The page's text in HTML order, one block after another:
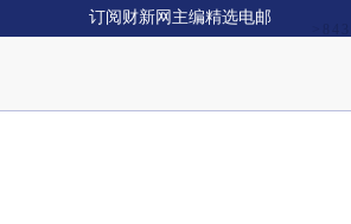
订阅财新网主编精选电邮